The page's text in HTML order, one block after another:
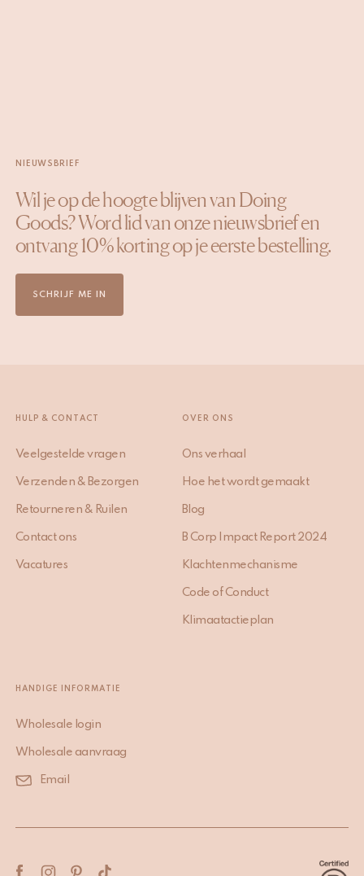
NIEUWSBRIEF
Wil je op de hoogte blijven van Doing
Goods? Word lid van onze nieuwsbrief en
ontvang 10% korting op je eerste bestelling.
SCHRIJF ME IN
HULP & CONTACT
Veelgestelde vragen
Verzenden & Bezorgen
Retourneren & Ruilen
Contact ons
Vacatures
OVER ONS
Ons verhaal
Hoe het wordt gemaakt
Blog
B Corp Impact Report 2024
Klachtenmechanisme
Code of Conduct
Klimaatactieplan
HANDIGE INFORMATIE
Wholesale login
Wholesale aanvraag
Email